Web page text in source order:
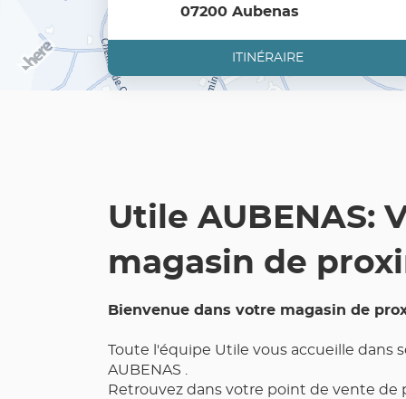
vente
07200 Aubenas
ITINÉRAIRE
JUSQU'AU
POINT
DE
Utile AUBENAS:
magasin de
Bienvenue dans votre magasin de
Toute l'équipe Utile vous accueille dans
AUBENAS .
Retrouvez dans votre point de vente de